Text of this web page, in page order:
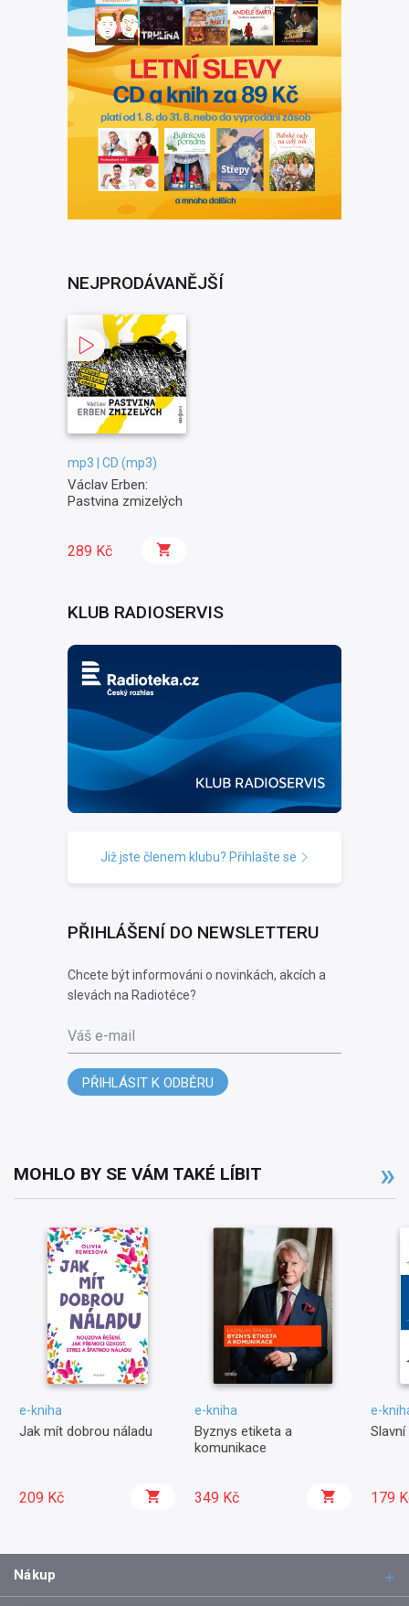
NEJPRODÁVANĚJŠÍ
mp3 | CD (mp3)
Václav Erben:
Pastvina zmizelých
289 Kč
KLUB RADIOSERVIS
Již jste členem klubu? Přihlašte se
PŘIHLÁŠENÍ DO NEWSLETTERU
Chcete být informováni o novinkách, akcích a
slevách na Radiotéce?
Váš e-mail
PŘIHLÁSIT K ODBĚRU
MOHLO BY SE VÁM TAKÉ LÍBIT
e-kniha
Jak mít dobrou náladu
209 Kč
e-kniha
Byznys etiketa a
komunikace
349 Kč
e-
179
Nákup